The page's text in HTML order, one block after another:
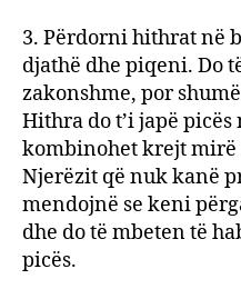
3. Përdorni hithrat në
djathë dhe piqeni. Do
zakonshme, por
Hithra do t’i japë
kombinohet krejt
Njerëzit që nuk kanë
mendojnë se keni
dhe do të mbeten të
picës.